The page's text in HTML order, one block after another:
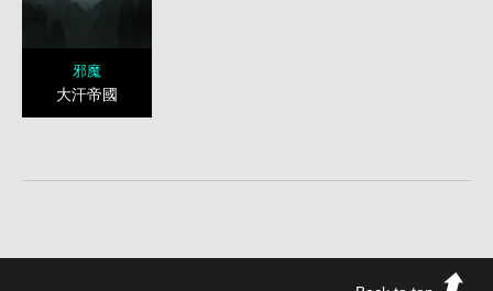
邪魔
大汗帝國